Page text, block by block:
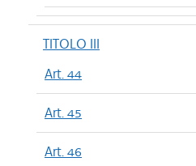
TITOLO III
Art. 44
Art. 45
Art. 46